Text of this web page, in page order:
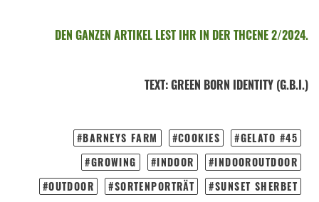
DEN GANZEN ARTIKEL LEST IHR IN DER THCENE 2/2024.
TEXT:GREEN BORN IDENTITY (G.B.I.)
BARNEYS FARM COOKIES
GELATO #45
GROWING
INDOOR
INDOOROUTDOOR
OUTDOOR
SORTENPORTRÄT
SUNSET SHERBET